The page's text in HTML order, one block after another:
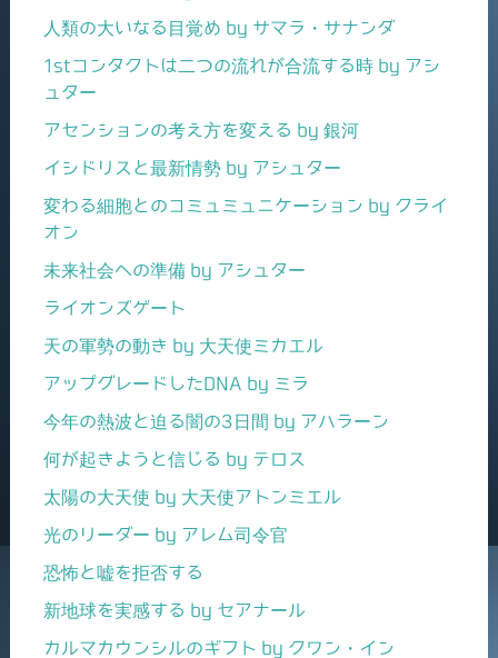
人類の大いなる目覚め by サマラ・サナンダ
1stコンタクトは二つの流れが合流する時 by アシ
ュター
アセンションの考え方を変える by 銀河
イシドリスと最新情勢 by アシュター
変わる細胞とのコミュミュニケーション by クライ
オン
未来社会への準備 by アシュター
ライオンズゲート
天の軍勢の動き by 大天使ミカエル
アップグレードしたDNA by ミラ
今年の熱波と迫る闇の3日間 by アハラーン
何が起きようと信じる by テロス
太陽の大天使 by 大天使アトンミエル
光のリーダー by アレム司令官
恐怖と嘘を拒否する
新地球を実感する by セアナール
カルマカウンシルのギフト by クワン・イン